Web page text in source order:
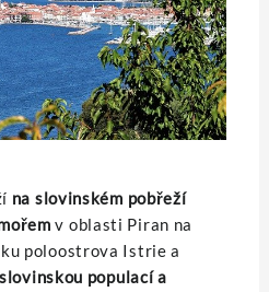
na slovinském pobřeží
v oblasti Piran na
poloostrova Istrie a
populací a